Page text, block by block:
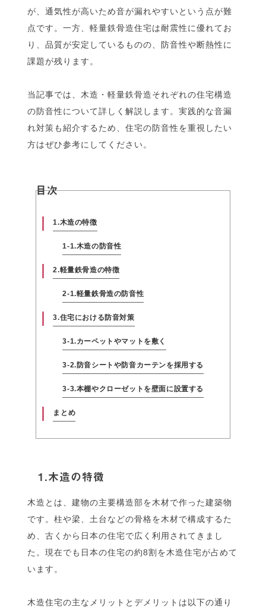
が、通気性が高いため音が漏れやすいという点が難
点です。一方、軽量鉄骨造住宅は耐震性に優れてお
り、品質が安定しているものの、防音性や断熱性に
課題が残ります。
当記事では、木造・軽量鉄骨造それぞれの住宅構造
の防音性について詳しく解説します。実践的な音漏
れ対策も紹介するため、住宅の防音性を重視したい
方はぜひ参考にしてください。
目次
1.木造の特徴
1-1.木造の防音性
2.軽量鉄骨造の特徴
2-1.軽量鉄骨造の防音性
3.住宅における防音対策
3-1.カーペットやマットを敷く
3-2.防音シートや防音カーテンを採用する
3-3.本棚やクローゼットを壁面に設置する
まとめ
1.木造の特徴
木造とは、建物の主要構造部を木材で作った建築物
です。柱や梁、土台などの骨格を木材で構成するた
め、古くから日本の住宅で広く利用されてきまし
た。現在でも日本の住宅の約8割を木造住宅が占めて
います。
木造住宅の主なメリットとデメリットは以下の通り